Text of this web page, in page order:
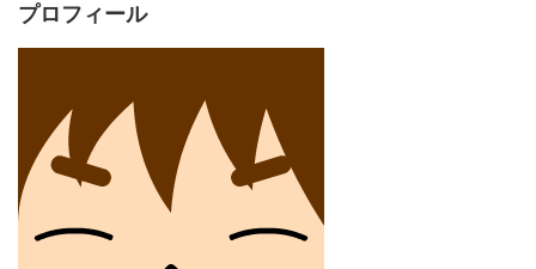
プロフィール